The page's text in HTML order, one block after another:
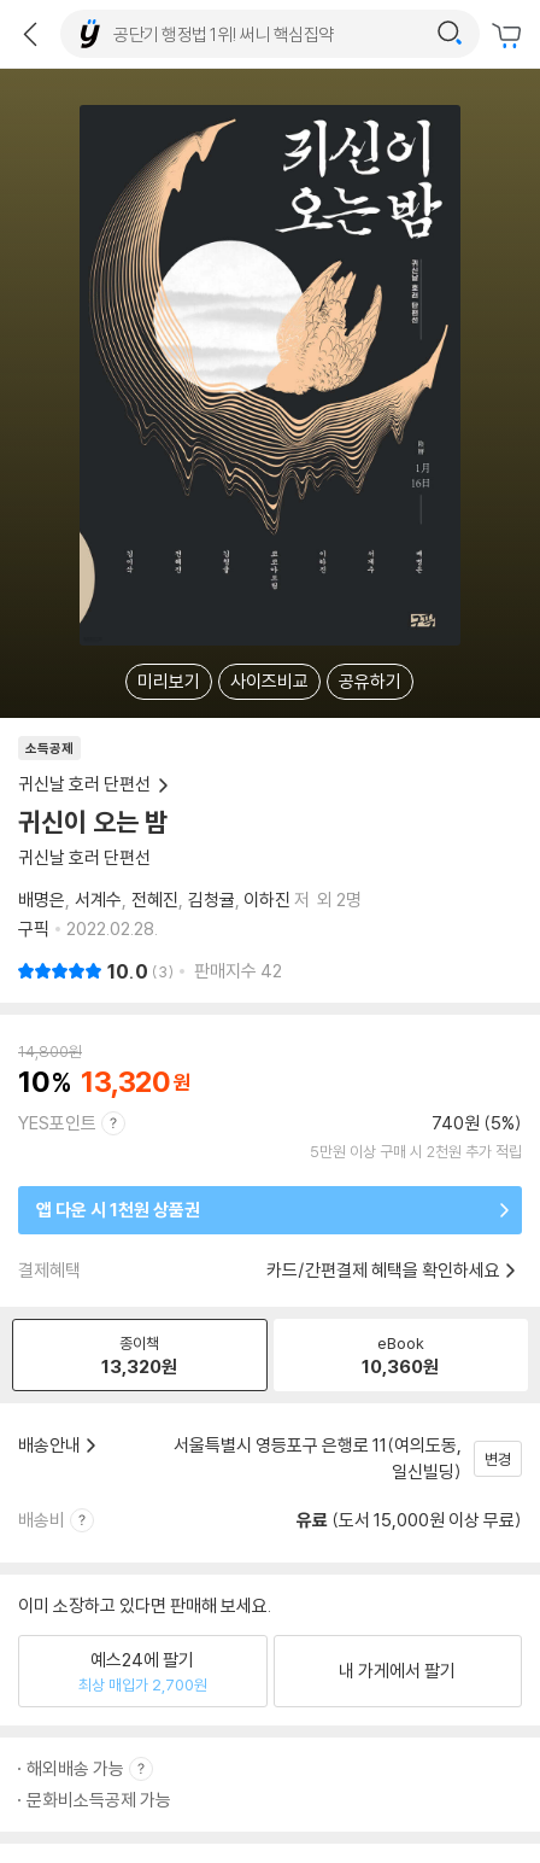
미리보기 사이즈비교 공유하기
소득공제
귀신날 호러 단편선
귀신이 오는 밤
귀신날 호러 단편선
배명은 서계수 전혜진 김청귤 이하진 저 외 2명
구픽
2022.02.28.
10.0 3 판매지수 42
14,800원
10 13,320
YES포인트 740원 (5%)
5만원 이상 구매 시 2천원 추가 적립
앱 다운 시 1천원 상품권
결제혜택 카드/간편결제 혜택을 확인하세요
종이책
13,320원
eBook
10,360원
배송안내
서울특별시 영등포구 은행로 11(여의도동,
일신빌딩)
변경
배송비 유료 (도서 15,000원 이상 무료)
이미 소장하고 있다면 판매해 보세요.
예스24에 팔기
최상 매입가 2,700원
내 가게에서 팔기
해외배송 가능
문화비소득공제 가능